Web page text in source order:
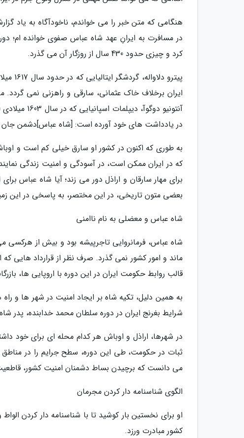
هنگامی که متن خبر را می خواندم، ناخودآگاه به یاد
کرد و چیزی حدود 430 سال از روزگار آن می گذرد.
ایران برخلاف خاک عثمانی، سارقی و راهزنی نمی گردد.
در یادداشت های خود آورده است: [شاه عباس]دشمن
به طوری که اکنون در کشور او سارق خیلی کم است و
که در ایران ممکن است، در آسودگی و امنیت زندگی
برای مهار سارقان و اراذل دور می زند؛ آیا شاه عباس
بعضی متون تاریخی، در این مختصر، به پاسخی در این
شاه عباس و معضلی به نام ناامنی
شاه عباس، فرمانروایی تاجرپیشه بود و بیش از
ماند و امور کشور نمی گذرد. صرف نظر از قرارداد هایی
قالب روابط حکومت ایران در این دوره با اروپایی ها،
به همین دلیل، تکیه شاه بر ایجاد امنیت در شهر ها و
شرایط بغرنج ایران در دوره سلطان محمد خدابنده، پدر
در شهرها، اراذل و اوباش هر کدام محله ای برای خود
ثبات در حکومت، طی این دوره، سطح جرایم را در
می دانست که برچیدن بساط دشمنان امنیت کشور،
الگوی شناسنامه دار کردن مجرمان
او برای نخستین بار کوشید تا با شناسنامه دار کردن
کشور مبادرت ورزد.